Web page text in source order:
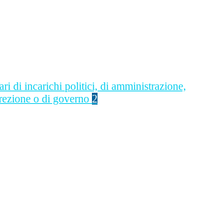
di incarichi politici, di amministrazione,
o di governo 2